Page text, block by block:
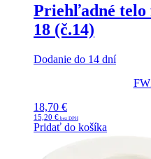
Priehľadné
18 (č.14)
Dodanie do 14 dní
18,70 €
15,20 €
Pridať do košíka